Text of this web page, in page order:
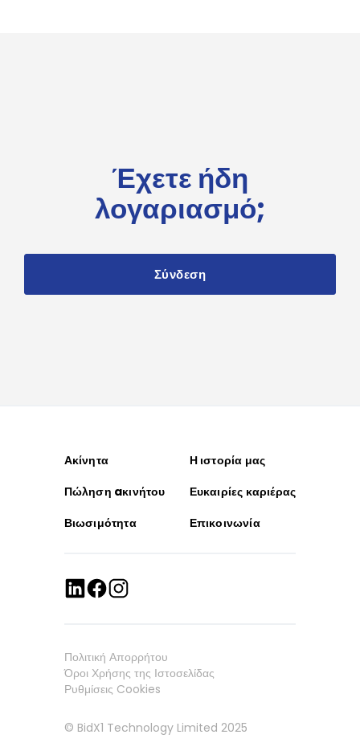
Έχετε ήδη
λογαριασμό;
Σύνδεση
Ακίνητα
Η ιστορία μας
Πώληση aκινήτου
Ευκαιρίες καριέρας
Βιωσιμότητα
Επικοινωνία
Πολιτική Απορρήτου
Όροι Χρήσης της Ιστοσελίδας
Ρυθμίσεις Cookies
© BidX1 Technology Limited 2025